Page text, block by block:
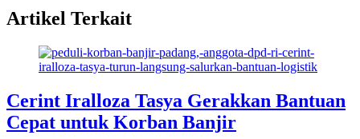
Artikel Terkait
Cerint Iralloza Tasya Gerakkan Bantuan
Cepat untuk Korban Banjir